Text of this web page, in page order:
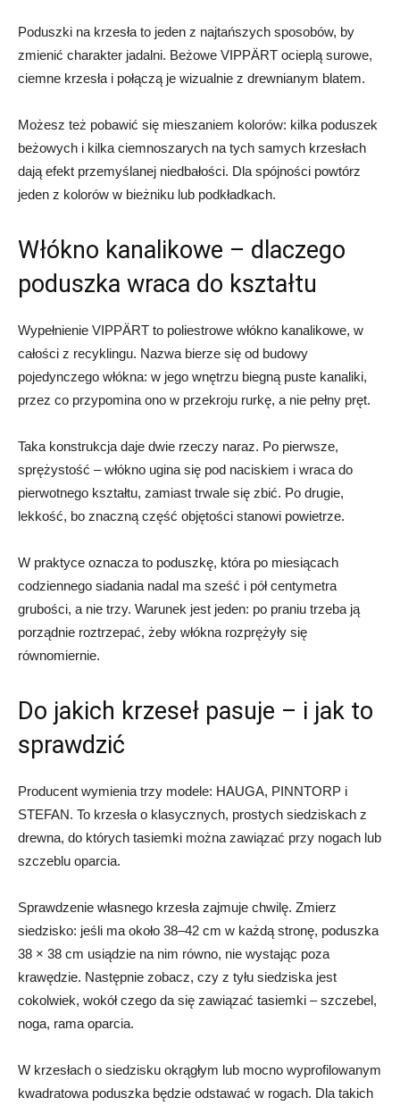
Poduszki na krzesła to jeden z najtańszych sposobów, by
zmienić charakter jadalni. Beżowe VIPPÄRT ocieplą surowe,
ciemne krzesła i połączą je wizualnie z drewnianym blatem.
Możesz też pobawić się mieszaniem kolorów: kilka poduszek
beżowych i kilka ciemnoszarych na tych samych krzesłach
dają efekt przemyślanej niedbałości. Dla spójności powtórz
jeden z kolorów w bieżniku lub podkładkach.
Włókno kanalikowe – dlaczego
poduszka wraca do kształtu
Wypełnienie VIPPÄRT to poliestrowe włókno kanalikowe, w
całości z recyklingu. Nazwa bierze się od budowy
pojedynczego włókna: w jego wnętrzu biegną puste kanaliki,
przez co przypomina ono w przekroju rurkę, a nie pełny pręt.
Taka konstrukcja daje dwie rzeczy naraz. Po pierwsze,
sprężystość – włókno ugina się pod naciskiem i wraca do
pierwotnego kształtu, zamiast trwale się zbić. Po drugie,
lekkość, bo znaczną część objętości stanowi powietrze.
W praktyce oznacza to poduszkę, która po miesiącach
codziennego siadania nadal ma sześć i pół centymetra
grubości, a nie trzy. Warunek jest jeden: po praniu trzeba ją
porządnie roztrzepać, żeby włókna rozprężyły się
równomiernie.
Do jakich krzeseł pasuje – i jak to
sprawdzić
Producent wymienia trzy modele: HAUGA, PINNTORP i
STEFAN. To krzesła o klasycznych, prostych siedziskach z
drewna, do których tasiemki można zawiązać przy nogach lub
szczeblu oparcia.
Sprawdzenie własnego krzesła zajmuje chwilę. Zmierz
siedzisko: jeśli ma około 38–42 cm w każdą stronę, poduszka
38 × 38 cm usiądzie na nim równo, nie wystając poza
krawędzie. Następnie zobacz, czy z tyłu siedziska jest
cokolwiek, wokół czego da się zawiązać tasiemki – szczebel,
noga, rama oparcia.
W krzesłach o siedzisku okrągłym lub mocno wyprofilowanym
kwadratowa poduszka będzie odstawać w rogach. Dla takich